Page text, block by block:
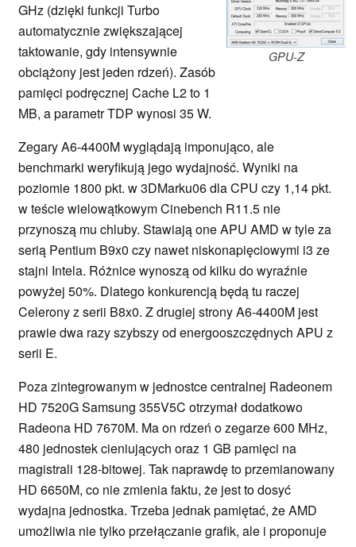
GPU-Z
GHz (dzięki funkcji Turbo
automatycznie zwiększającej
taktowanie, gdy intensywnie
obciążony jest jeden rdzeń). Zasób
pamięci podręcznej Cache L2 to 1
MB, a parametr TDP wynosi 35 W.
Zegary A6-4400M wyglądają imponująco, ale
benchmarki weryfikują jego wydajność. Wyniki na
poziomie 1800 pkt. w 3DMarku06 dla CPU czy 1,14 pkt.
w teście wielowątkowym Cinebench R11.5 nie
przynoszą mu chluby. Stawiają one APU AMD w tyle za
serią Pentium B9x0 czy nawet niskonapięciowymi i3 ze
stajni Intela. Różnice wynoszą od kilku do wyraźnie
powyżej 50%. Dlatego konkurencją będą tu raczej
Celerony z serii B8x0. Z drugiej strony A6-4400M jest
prawie dwa razy szybszy od energooszczędnych APU z
serii E.
Poza zintegrowanym w jednostce centralnej Radeonem
HD 7520G Samsung 355V5C otrzymał dodatkowo
Radeona HD 7670M. Ma on rdzeń o zegarze 600 MHz,
480 jednostek cieniujących oraz 1 GB pamięci na
magistrali 128-bitowej. Tak naprawdę to przemianowany
HD 6650M, co nie zmienia faktu, że jest to dosyć
wydajna jednostka. Trzeba jednak pamiętać, że AMD
umożliwia nie tylko przełączanie grafik, ale i proponuje